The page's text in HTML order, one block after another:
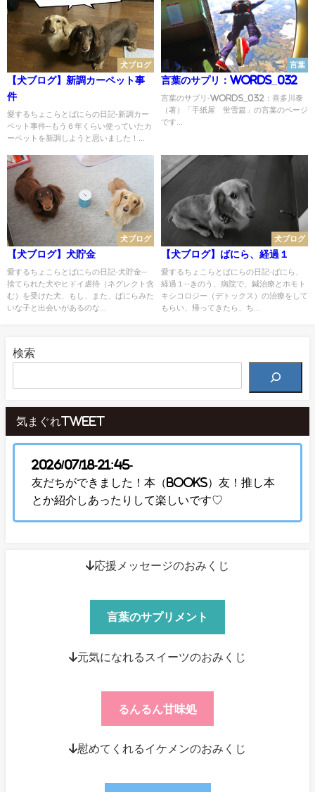
犬ブログ
【犬ブログ】新調カーペット事
件
愛するちょこらとばにらの日記-新調カー
ペット事件--もう６年くらい使っていたカ
ーペットを新調しようと思いました！...
言葉
言葉のサプリ：Words_032
言葉のサプリ-Words_032：喜多川泰
（著）「手紙屋 蛍雪篇」の言葉のページ
です...
犬ブログ
【犬ブログ】犬貯金
愛するちょこらとばにらの日記-犬貯金--
捨てられた犬やヒドイ虐待（ネグレクト含
む）を受けた犬、もし、また、ばにらみた
いな子と出会いがあるのな...
犬ブログ
【犬ブログ】ばにら、経過１
愛するちょこらとばにらの日記-ばにら、
経過１--きのう、病院で、鍼治療とホモト
キシコロジー（デトックス）の治療をして
もらい、帰ってきたら、ち...
検索
気まぐれTweet
2026/07/18-21:45-
友だちができました！本（Books）友！推し本
とか紹介しあったりして楽しいです♡
↓応援メッセージのおみくじ
言葉のサプリメント
↓元気になれるスイーツのおみくじ
るんるん甘味処
↓慰めてくれるイケメンのおみくじ